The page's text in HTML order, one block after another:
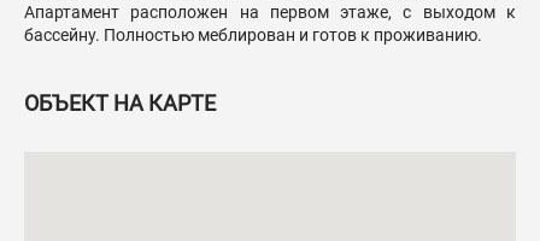
Апартамент расположен на первом этаже, с выходом к
бассейну. Полностью меблирован и готов к проживанию.
ОБЪЕКТ НА КАРТЕ